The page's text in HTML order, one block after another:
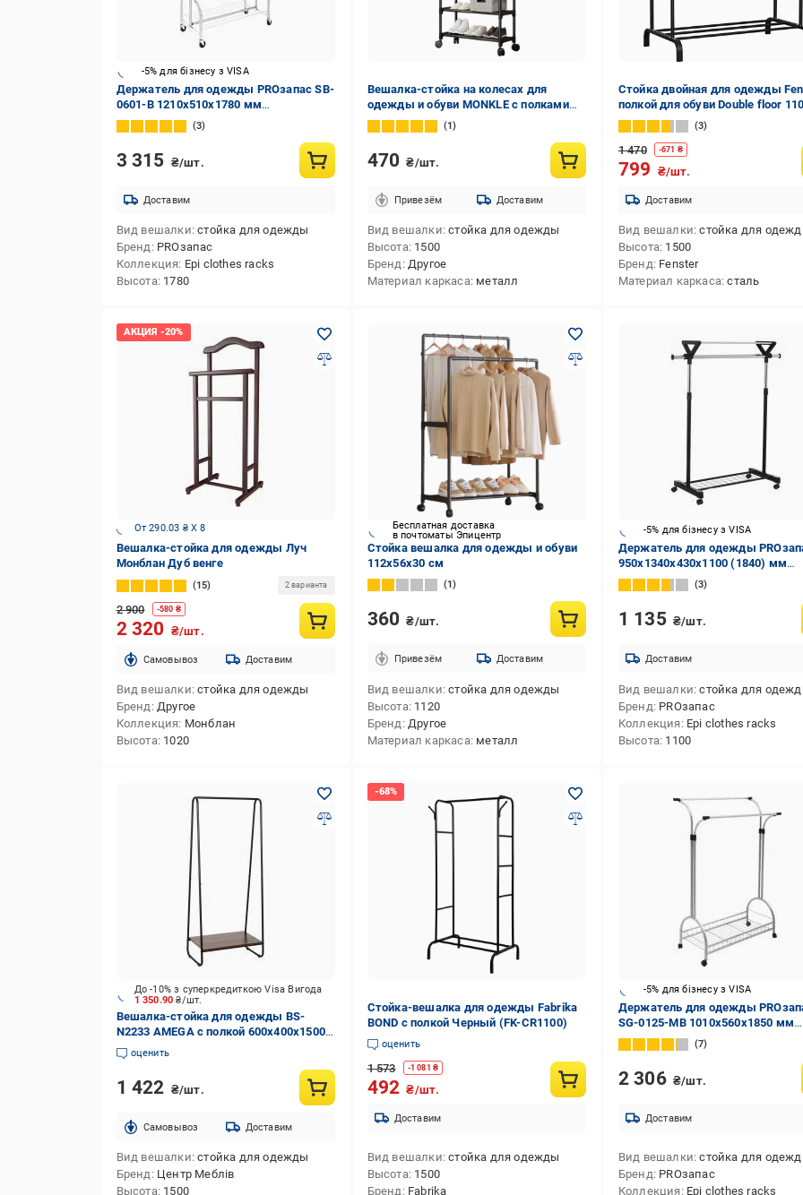
-5% для бізнесу з VISA
Держатель для одежды PROзапас SB-
0601-B 1210x510x1780 мм
передвижной на колесах хром
3
3 315 ₴/шт.
Доставим
Вид вешалки стойка для одежды
Бренд PROзапас
Коллекция Epi clothes racks
Высота 1780
Вешалка-стойка на колесах для
одежды и обуви MONKLE с полками
двухъярусная Черный (2389)
1
470 ₴/шт.
Привезём Доставим
Вид вешалки стойка для одежды
Высота 1500
Бренд Другое
Материал каркаса металл
Стойка двойная для одежды
полкой для обуви Double floor
см (152951313)
3
1 470 -671 ₴
799 ₴/шт.
Доставим
Вид вешалки стойка для
Высота 1500
Бренд Fenster
Материал каркаса сталь
От 290.03 ₴ X 8
Вешалка-стойка для одежды Луч
Монблан Дуб венге
15 2 варианта
2 900 -580 ₴
2 320 ₴/шт.
Cамовывоз Доставим
Вид вешалки стойка для одежды
Бренд Другое
Коллекция Монблан
Высота 1020
Бесплатная доставка
в почтоматы Эпицентр
Стойка вешалка для одежды и обуви
112х56х30 см
1
360 ₴/шт.
Привезём Доставим
Вид вешалки стойка для одежды
Высота 1120
Бренд Другое
Материал каркаса металл
-5% для бізнесу з VISA
Держатель для одежды
950х1340х430х1100 (1840) мм
одинарный передвижной с
полкой черный
3
1 135 ₴/шт.
Доставим
Вид вешалки стойка для
Бренд PROзапас
Коллекция Epi clothes racks
Высота 1100
1 350.90₴/шт.
До -10% з суперкредиткою Visa Вигода
Вешалка-стойка для одежды BS-
N2233 AMEGA с полкой 600х400х1500
мм черный
оценить
1 422 ₴/шт.
Cамовывоз Доставим
Вид вешалки стойка для одежды
Бренд Центр Меблів
Высота 1500
Стойка-вешалка для одежды Fabrika
BOND с полкой Черный (FK-CR1100)
оценить
1 573 -1 081 ₴
492 ₴/шт.
Доставим
Вид вешалки стойка для одежды
Высота 1500
Бренд Fabrika
-5% для бізнесу з VISA
Держатель для одежды
SG-0125-MB 1010x560x1850 мм
двойной хром 7
2 306 ₴/шт.
Доставим
Вид вешалки стойка для
Бренд PROзапас
Коллекция Epi clothes racks